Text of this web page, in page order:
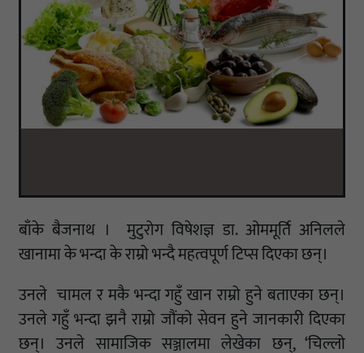
बाँके बैजनाथ । मुटुरोग विषेशज्ञ डा. ओममूर्ति अनिलले
खानामा के भन्दा क‍े राम्रो भन्दै महत्वपूर्ण टिप्स दिएका छन्।
उनले चामल र मकै भन्दा गहुँ खान राम्रो हुने बताएका छन्।
उनले गहुँ भन्दा झनै राम्रो जौंको सेवन हुने जानकारी दिएका
छन्। उनले सामाजिक सञ्जालमा लेखेका छन्, ‘चिल्लो